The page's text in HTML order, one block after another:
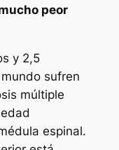
peor
y 2,5
sufren
múltiple
espinal.